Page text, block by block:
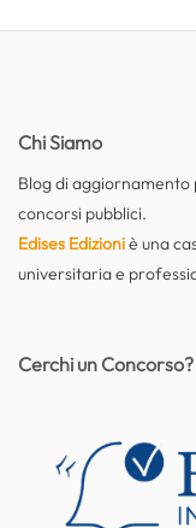
Chi Siamo
Blog di aggiornamento
concorsi pubblici.
Edises Edizioniè una
universitaria e
Cerchi un